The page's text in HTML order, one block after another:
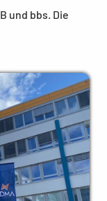
und bbs. Die